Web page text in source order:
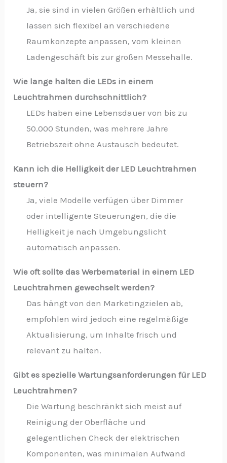
Ja, sie sind in vielen Größen erhältlich und
lassen sich flexibel an verschiedene
Raumkonzepte anpassen, vom kleinen
Ladengeschäft bis zur großen Messehalle.
Wie lange halten die LEDs in einem
Leuchtrahmen durchschnittlich?
LEDs haben eine Lebensdauer von bis zu
50.000 Stunden, was mehrere Jahre
Betriebszeit ohne Austausch bedeutet.
Kann ich die Helligkeit der LED Leuchtrahmen
steuern?
Ja, viele Modelle verfügen über Dimmer
oder intelligente Steuerungen, die die
Helligkeit je nach Umgebungslicht
automatisch anpassen.
Wie oft sollte das Werbematerial in einem LED
Leuchtrahmen gewechselt werden?
Das hängt von den Marketingzielen ab,
empfohlen wird jedoch eine regelmäßige
Aktualisierung, um Inhalte frisch und
relevant zu halten.
Gibt es spezielle Wartungsanforderungen für LED
Leuchtrahmen?
Die Wartung beschränkt sich meist auf
Reinigung der Oberfläche und
gelegentlichen Check der elektrischen
Komponenten, was minimalen Aufwand